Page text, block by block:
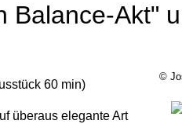
Balance-Akt"
60 min)
überaus elegante Art
©